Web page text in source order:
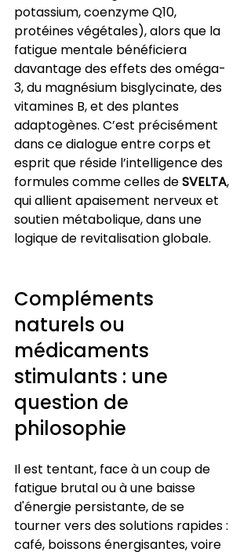
potassium, coenzyme Q10,
protéines végétales), alors que la
fatigue mentale bénéficiera
davantage des effets des oméga-
3, du magnésium bisglycinate, des
vitamines B, et des plantes
adaptogènes. C’est précisément
dans ce dialogue entre corps et
esprit que réside l’intelligence des
formules comme celles de SVELTA,
qui allient apaisement nerveux et
soutien métabolique, dans une
logique de revitalisation globale.
Compléments
naturels ou
médicaments
stimulants : une
question de
philosophie
Il est tentant, face à un coup de
fatigue brutal ou à une baisse
d'énergie persistante, de se
tourner vers des solutions rapides :
café, boissons énergisantes, voire